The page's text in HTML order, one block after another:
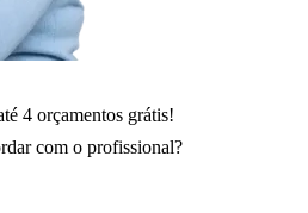
4 orçamentos grátis!
com o profissional?